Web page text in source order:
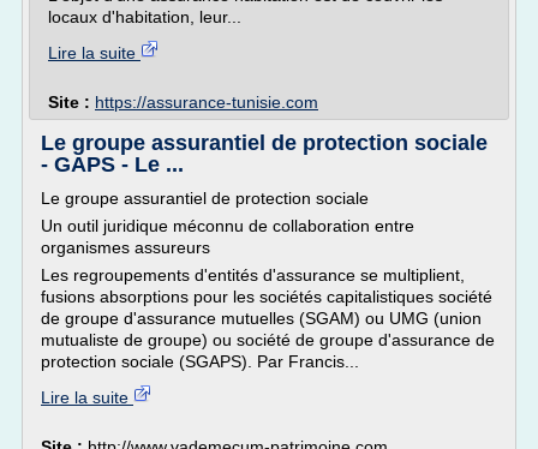
locaux d'habitation, leur...
Lire la suite
Site : https://assurance-tunisie.com
Le groupe assurantiel de protection sociale
- GAPS - Le ...
Le groupe assurantiel de protection sociale
Un outil juridique méconnu de collaboration entre
organismes assureurs
Les regroupements d'entités d'assurance se multiplient,
fusions absorptions pour les sociétés capitalistiques société
de groupe d'assurance mutuelles (SGAM) ou UMG (union
mutualiste de groupe) ou société de groupe d'assurance de
protection sociale (SGAPS). Par Francis...
Lire la suite